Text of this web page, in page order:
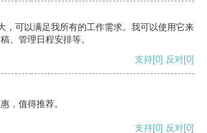
，可以满足我所有的工作需求。我可以使用它来
、管理日程安排等。
支持[0] 反对[0]
，值得推荐。
支持[0] 反对[0]